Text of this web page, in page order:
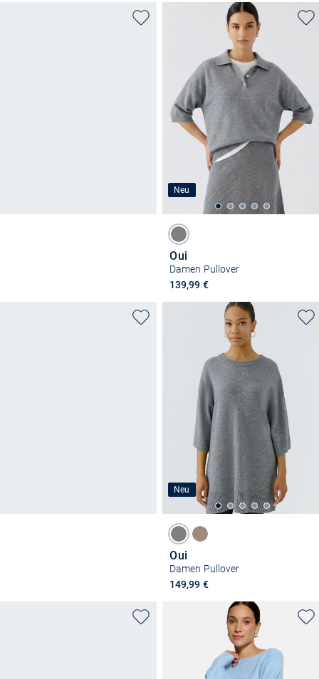
Neu
Oui
Damen Pullover
139,99 €
Neu
Oui
Damen Pullover
149,99 €